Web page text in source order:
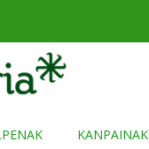
KANPAINAK